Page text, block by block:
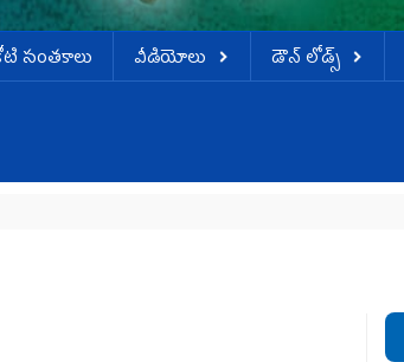
సంత‌కాలు వీడియోలు డౌన్ లోడ్స్